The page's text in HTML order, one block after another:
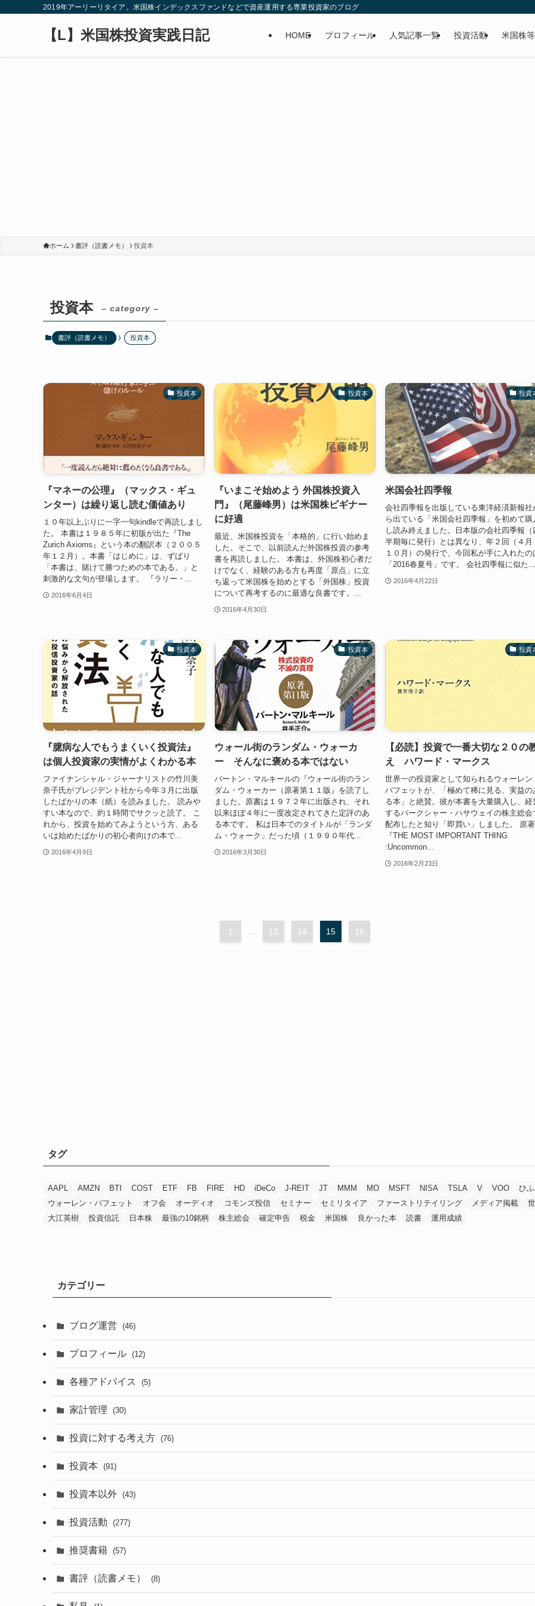
2019年アーリーリタイア。米国株インデックスファンドなどで資産運用する専業投資家のブログ
【L】米国株投資実践日記 HOME プロフィール 人気記事一覧 投資活動 米国株
ホーム 書評（読書メモ） 投資本
投資本 – category –
書評（読書メモ） 投資本
投資本
『マネーの公理』（マックス・ギュ
ンター）は繰り返し読む価値あり
１０年以上ぶりに一字一句kindleで再読しまし
た。 本書は１９８５年に初版が出た『The
Zurich Axioms』という本の翻訳本（２００５
年１２月）。本書「はじめに」は、ずばり
「本書は、賭けて勝つための本である。」と
刺激的な文句が登場します。 『ラリー・...
2016年6月4日
投資本
『いまこそ始めよう 外国株投資入
門』（尾藤峰男）は米国株ビギナー
に好適
最近、米国株投資を「本格的」に行い始めま
した。そこで、以前読んだ外国株投資の参考
書を再読しました。 本書は、外国株初心者だ
けでなく、経験のある方も再度「原点」に立
ち返って米国株を始めとする「外国株」投資
について再考するのに最適な良書です。...
2016年4月30日
投資
米国会社四季報
会社四季報を出版している東洋経済新報社
ら出ている「米国会社四季報」を初めて購
し読み終えました。日本版の会社四季報（
半期毎に発行）とは異なり、年２回（４月
１０月）の発行で、今回私が手に入れたの
「2016春夏号」です。 会社四季報に似た
2016年4月22日
投資本
『臆病な人でもうまくいく投資法』
は個人投資家の実情がよくわかる本
ファイナンシャル・ジャーナリストの竹川美
奈子氏がプレジデント社から今年３月に出版
したばかりの本（紙）を読みました。 読みや
すい本なので、約１時間でサクッと読了。 こ
れから、投資を始めてみようという方、ある
いは始めたばかりの初心者向けの本で...
2016年4月9日
投資本
ウォール街のランダム・ウォーカ
ー そんなに褒める本ではない
バートン・マルキールの『ウォール街のラン
ダム・ウォーカー（原著第１１版』を読了し
ました。原書は１９７２年に出版され、それ
以来ほぼ４年に一度改定されてきた定評のあ
る本です。 私は日本でのタイトルが「ランダ
ム・ウォーク」だった頃（１９９０年代...
2016年3月30日
投資
【必読】投資で一番大切な２０の
え ハワード・マークス
世界一の投資家として知られるウォーレン
バフェットが、「極めて稀に見る、実益の
る本」と絶賛。彼が本書を大量購入し、経
するバークシャー・ハサウェイの株主総会
配布したと知り「即買い」しました。 原
『THE MOST IMPORTANT THING
:Uncommon...
2016年2月23日
1 13 14 15 16
タグ
AAPL AMZN BTI COST ETF FB FIRE HD iDeCo J-REIT JT MMM MO MSFT NISA TSLA V VOO
ひ
ウォーレン・バフェット
オフ会 オーディオ コモンズ投信 セミナー セミリタイア ファーストリテイリング メディア掲載
大江英樹
投資信託 日本株 最強の10銘柄 株主総会 確定申告 税金 米国株 良かった本 読書 運用成績
カテゴリー
ブログ運営 (46)
プロフィール (12)
各種アドバイス (5)
家計管理 (30)
投資に対する考え方 (76)
投資本 (91)
投資本以外 (43)
投資活動 (277)
推奨書籍 (57)
書評（読書メモ） (8)